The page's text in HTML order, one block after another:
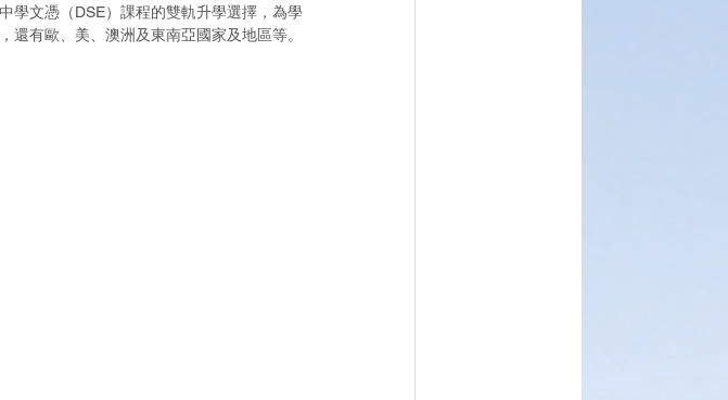
學文憑（DSE）課程的雙軌升學選擇，為學
還有歐、美、澳洲及東南亞國家及地區等。